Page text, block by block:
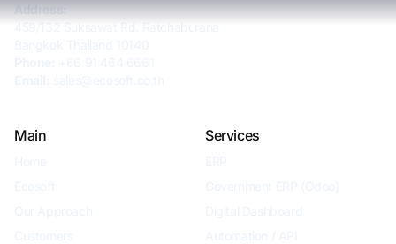
Address:
Main Services